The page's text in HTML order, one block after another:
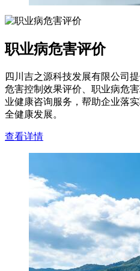
职业病危害评价
四川吉之源科技发展有限公司
危害控制效果评价、职业病危
业健康咨询服务，帮助企业落
全健康发展。
查看详情